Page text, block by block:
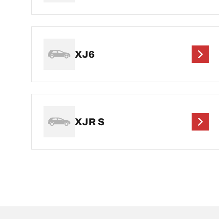
XJ6
XJR S